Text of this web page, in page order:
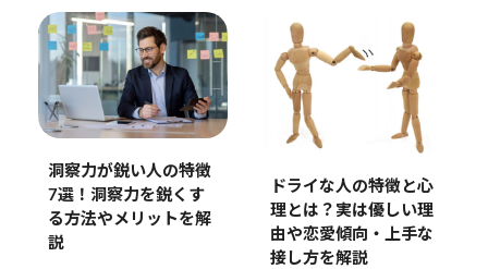
洞察力が鋭い人の特徴
7選！洞察力を鋭くす
る方法やメリットを解
説
ドライな人の特徴と心
理とは？実は優しい理
由や恋愛傾向・上手な
接し方を解説